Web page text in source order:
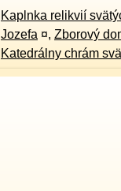
Kaplnka relikvií
Jozefa ¤, Zborový
Katedrálny chrám